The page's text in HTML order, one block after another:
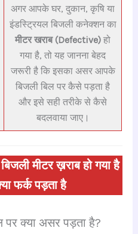
अगर आपके घर, दुकान, कृषि या
इंडस्ट्रियल बिजली कनेक्शन का
मीटर खराब (Defective) हो
गया है, तो यह जानना बेहद
जरूरी है कि इसका असर आपके
बिजली बिल पर कैसे पड़ता है
और इसे सही तरीके से कैसे
बदलवाया जाए।
मीटर ख़राब हो गया है
फर्क पड़ता है
पर क्या असर पड़ता है?